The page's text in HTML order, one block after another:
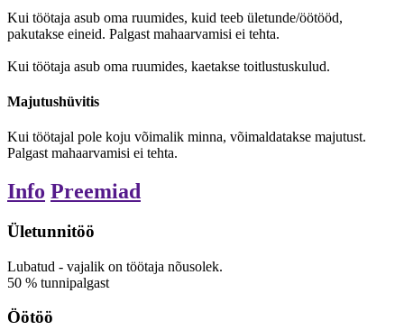
Kui töötaja asub oma ruumides, kuid teeb ületunde/öötööd,
pakutakse eineid. Palgast mahaarvamisi ei tehta.
Kui töötaja asub oma ruumides, kaetakse toitlustuskulud.
Majutushüvitis
Kui töötajal pole koju võimalik minna, võimaldatakse majutust.
Palgast mahaarvamisi ei tehta.
Info Preemiad
Ületunnitöö
Lubatud - vajalik on töötaja nõusolek.
50 % tunnipalgast
Öötöö